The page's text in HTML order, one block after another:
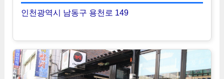
인천광역시 남동구 용천로 149